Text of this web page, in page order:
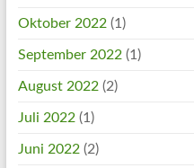
Oktober 2022(1)
September 2022(1)
August 2022(2)
Juli 2022(1)
Juni 2022(2)